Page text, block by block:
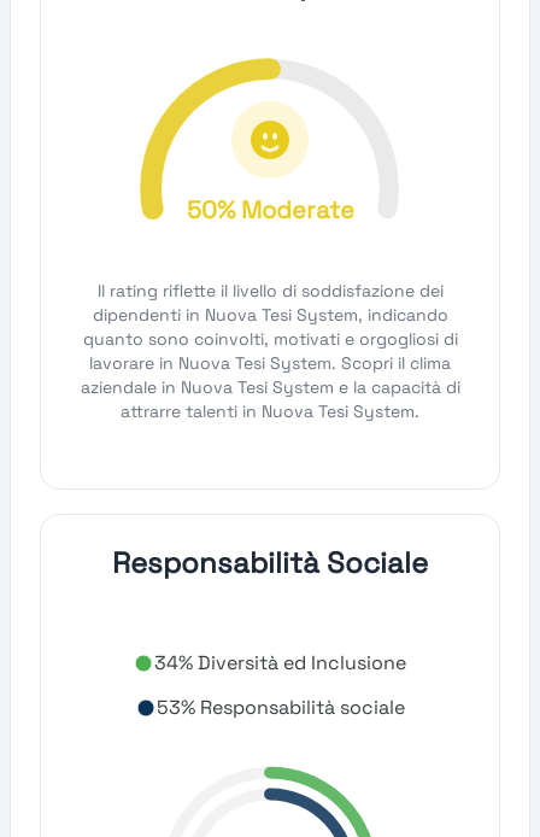
50% Moderate
Il rating riflette il livello di soddisfazione dei
dipendenti in Nuova Tesi System, indicando
quanto sono coinvolti, motivati e orgogliosi di
lavorare in Nuova Tesi System. Scopri il clima
aziendale in Nuova Tesi System e la capacità di
attrarre talenti in Nuova Tesi System.
Responsabilità Sociale
34% Diversità ed Inclusione
53% Responsabilità sociale